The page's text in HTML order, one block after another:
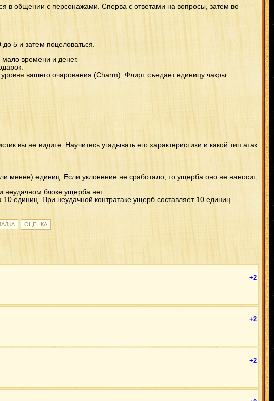
в общении с персонажами. Сперва с ответами на вопросы, затем во
5 и затем поцеловаться.
времени и денег.
вашего очарования (Charm). Флирт съедает единицу чакры.
вы не видите. Научитесь угадывать его характеристики и какой тип атак
менее) единиц. Если уклонение не сработало, то ущерба оно не наносит,
неудачном блоке ущерба нет.
единиц. При неудачной контратаке ущерб составляет 10 единиц.
+2
+2
+2